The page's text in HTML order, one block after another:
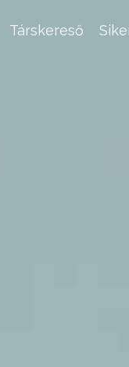
Társkereső